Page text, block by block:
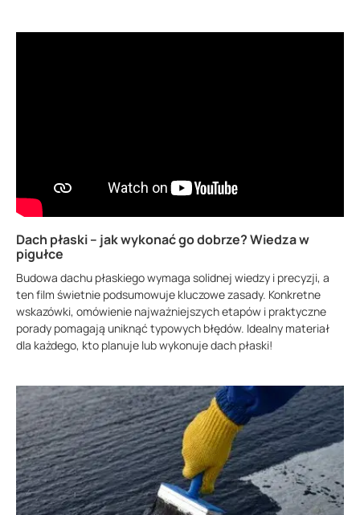
Dach płaski – jak wykonać go dobrze? Wiedza w
pigułce
Budowa dachu płaskiego wymaga solidnej wiedzy i precyzji, a
ten film świetnie podsumowuje kluczowe zasady. Konkretne
wskazówki, omówienie najważniejszych etapów i praktyczne
porady pomagają uniknąć typowych błędów. Idealny materiał
dla każdego, kto planuje lub wykonuje dach płaski!